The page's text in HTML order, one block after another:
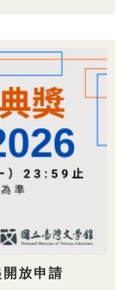
放申請